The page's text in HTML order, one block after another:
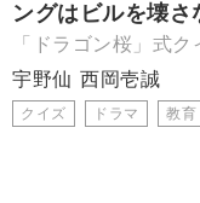
ングはビルを壊さ
「ドラゴン桜」式
宇野仙 西岡壱誠
クイズ ドラマ 教育